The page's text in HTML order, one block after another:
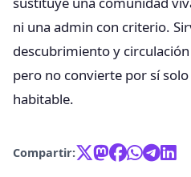
ni una admin con criterio.
descubrimiento y
pero no convierte por sí
habitable.
Compartir: